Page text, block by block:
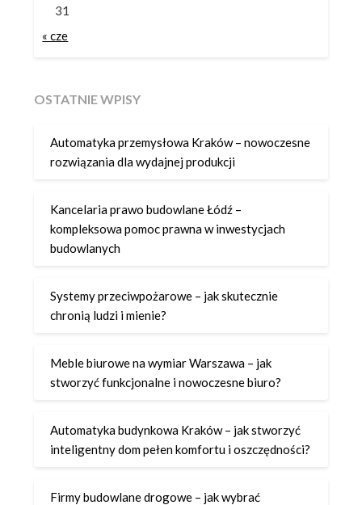
31
« cze
OSTATNIE WPISY
Automatyka przemysłowa Kraków – nowoczesne
rozwiązania dla wydajnej produkcji
Kancelaria prawo budowlane Łódź –
kompleksowa pomoc prawna w inwestycjach
budowlanych
Systemy przeciwpożarowe – jak skutecznie
chronią ludzi i mienie?
Meble biurowe na wymiar Warszawa – jak
stworzyć funkcjonalne i nowoczesne biuro?
Automatyka budynkowa Kraków – jak stworzyć
inteligentny dom pełen komfortu i oszczędności?
Firmy budowlane drogowe – jak wybrać